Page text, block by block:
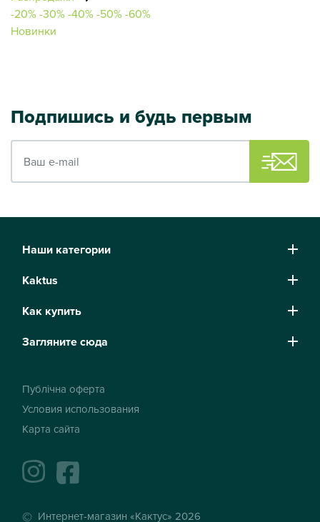
-20%-30%-40%-50%-60%
Новинки
Подпишись и будь первым
Наши категории
Kaktus
Как купить
Загляните сюда
Публічна оферта
Условия использования
Карта сайта
instagramfacebook
Интернет-магазин «Кактус» 2026